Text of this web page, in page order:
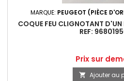
MARQUE: PEUGEOT (PIÈCE
COQUE FEU CLIGNOTANT
REF:
Prix
Prix sur
 Ajouter au